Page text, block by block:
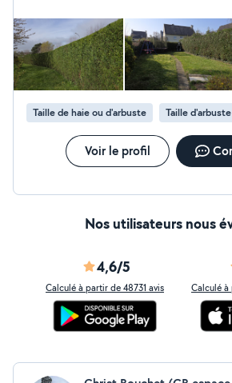
Taille de haie ou d'arbuste Taille d'arbuste
Voir le profil
Nos utilisateurs nous
4,6/5
Calculé à partir de 48731 avis Calculé